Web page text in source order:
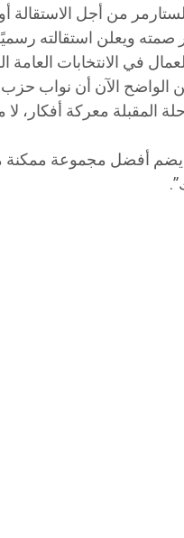
من أجل الاستقالة
صمته ويعلن استقالته
في الانتخابات العامة
الآن أن نواب حزب
المقبلة معركة أفكار،
أفضل مجموعة ممكنة